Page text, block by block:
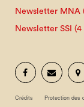
Newsletter MNA
Newsletter SSI
Crédits Protection des